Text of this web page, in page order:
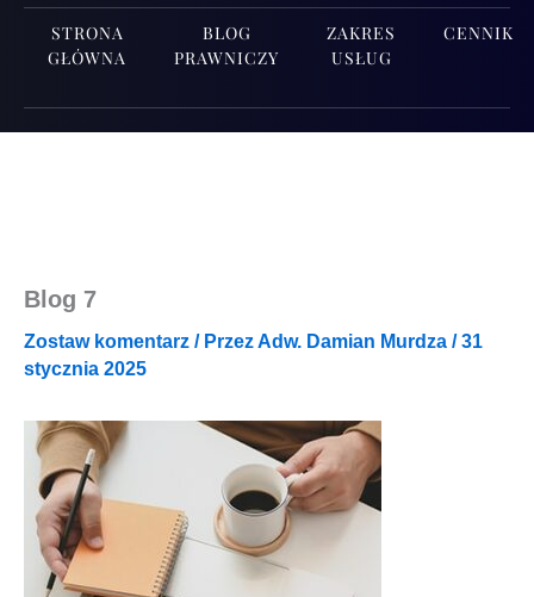
STRONA
GŁÓWNA
BLOG
PRAWNICZY
ZAKRES
USŁUG
CENNIK
Blog 7
Zostaw komentarz / PrzezAdw. Damian Murdza /31
stycznia 2025